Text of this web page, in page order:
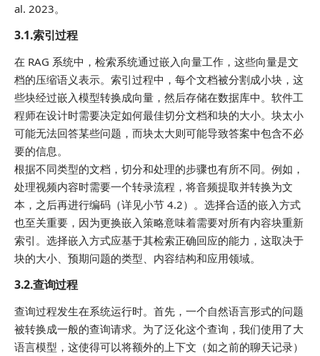
al. 2023。
3.1.索引过程
在 RAG 系统中，检索系统通过嵌入向量工作，这些向量是文
档的压缩语义表示。索引过程中，每个文档被分割成小块，这
些块经过嵌入模型转换成向量，然后存储在数据库中。软件工
程师在设计时需要决定如何最佳切分文档和块的大小。块太小
可能无法回答某些问题，而块太大则可能导致答案中包含不必
要的信息。
根据不同类型的文档，切分和处理的步骤也有所不同。例如，
处理视频内容时需要一个转录流程，将音频提取并转换为文
本，之后再进行编码（详见小节 4.2）。选择合适的嵌入方式
也至关重要，因为更换嵌入策略意味着需要对所有内容块重新
索引。选择嵌入方式应基于其检索正确回应的能力，这取决于
块的大小、预期问题的类型、内容结构和应用领域。
3.2.查询过程
查询过程发生在系统运行时。首先，一个自然语言形式的问题
被转换成一般的查询请求。为了泛化这个查询，我们使用了大
语言模型，这使得可以将额外的上下文（如之前的聊天记录）